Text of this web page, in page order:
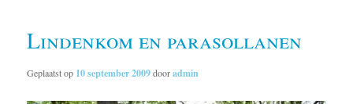
Lindenkom en parasollanen
Geplaatst op 10 september 2009dooradmin